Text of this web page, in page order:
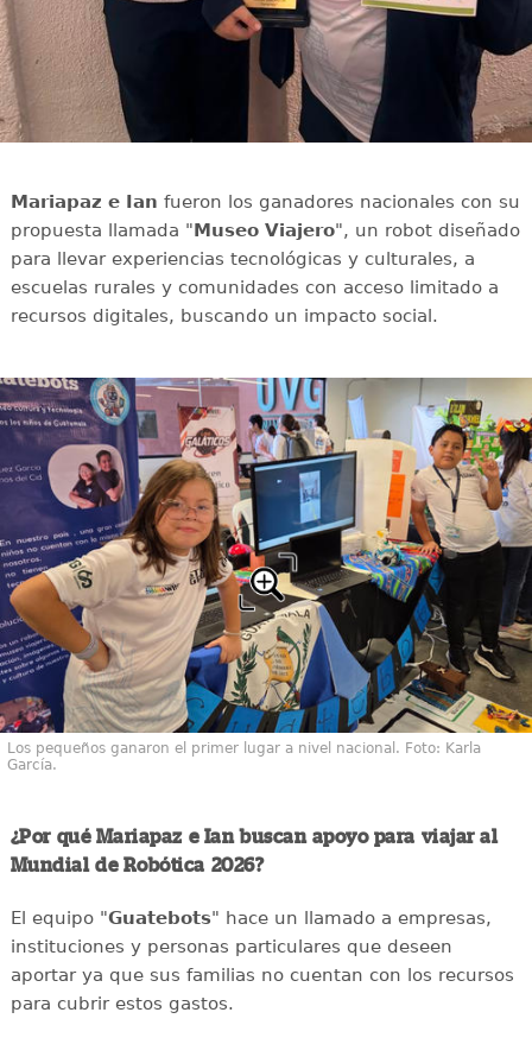
Mariapaz e Ian fueron los ganadores nacionales con su
propuesta llamada "Museo Viajero", un robot diseñado
para llevar experiencias tecnológicas y culturales, a
escuelas rurales y comunidades con acceso limitado a
recursos digitales, buscando un impacto social.
Los pequeños ganaron el primer lugar a nivel nacional. Foto: Karla
García.
¿Por qué Mariapaz e Ian buscan apoyo para viajar al
Mundial de Robótica 2026?
El equipo "Guatebots" hace un llamado a empresas,
instituciones y personas particulares que deseen
aportar ya que sus familias no cuentan con los recursos
para cubrir estos gastos.